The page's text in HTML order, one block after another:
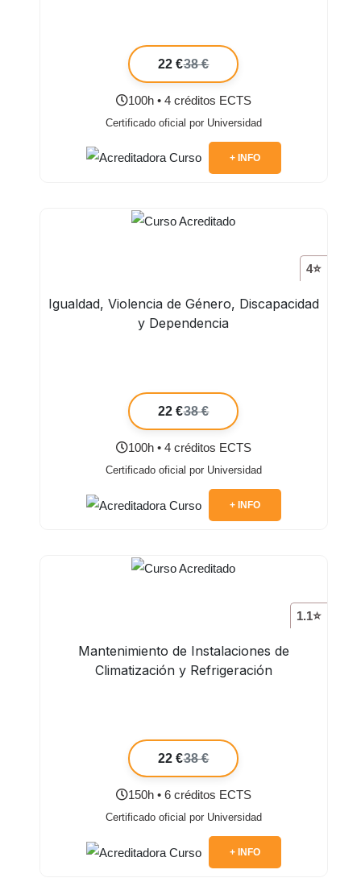
22 €38 €
100h • 4 créditos ECTS
Certificado oficial por Universidad
+ INFO
4⭐
Igualdad, Violencia de Género, Discapacidad
y Dependencia
22 €38 €
100h • 4 créditos ECTS
Certificado oficial por Universidad
+ INFO
1.1⭐
Mantenimiento de Instalaciones de
Climatización y Refrigeración
22 €38 €
150h • 6 créditos ECTS
Certificado oficial por Universidad
+ INFO